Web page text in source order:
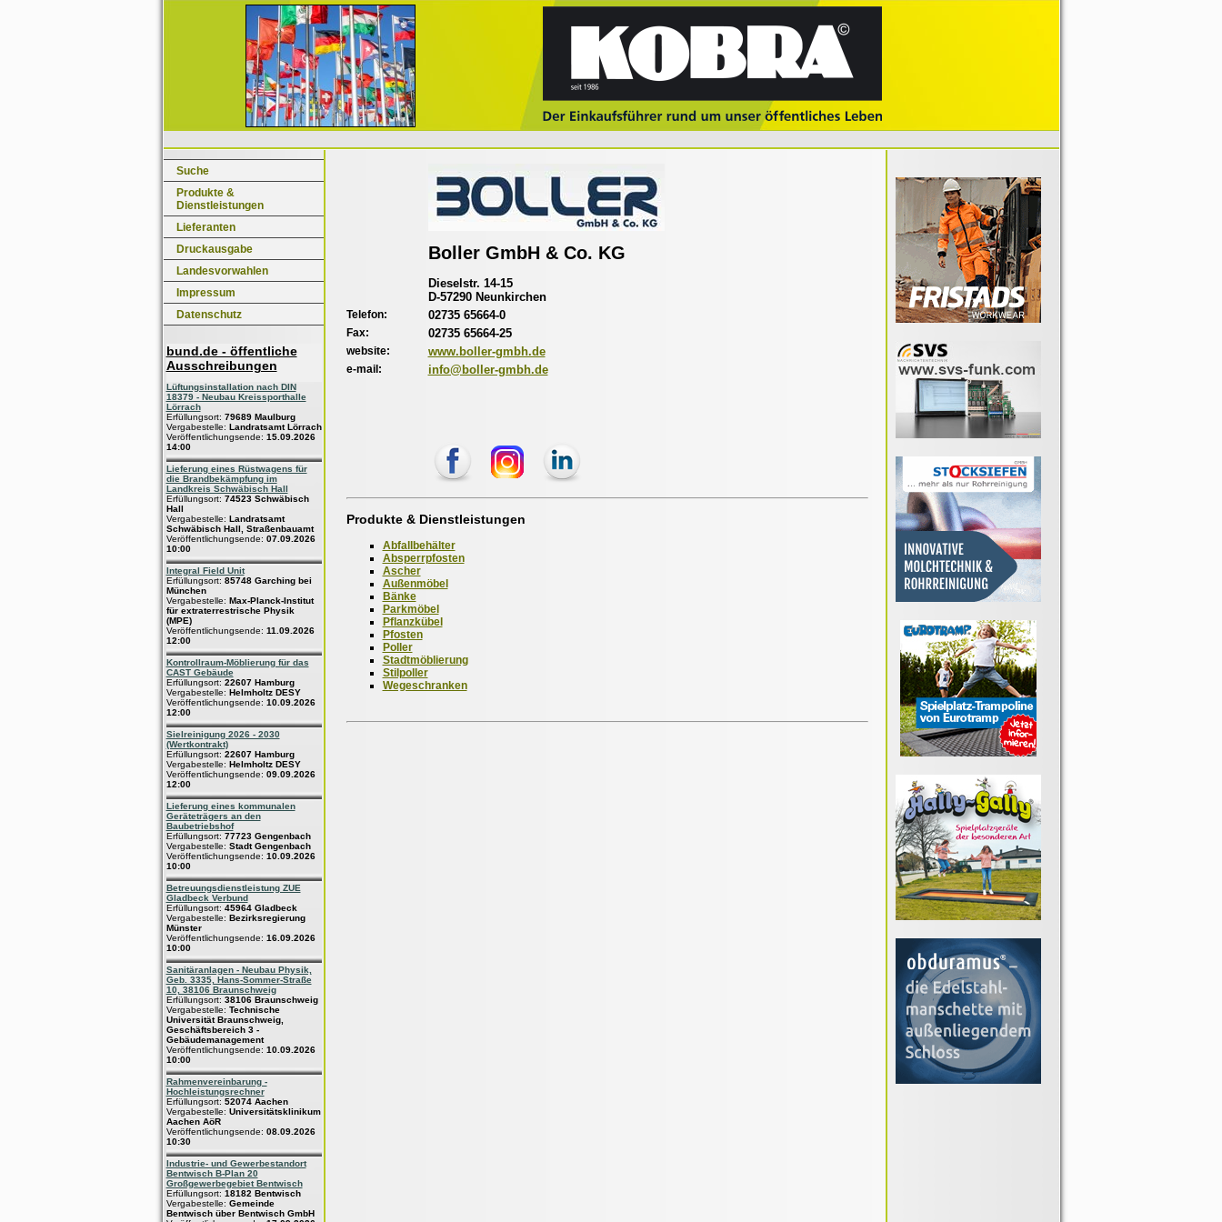
Suche
Produkte &
Dienstleistungen
Lieferanten
Druckausgabe
Landesvorwahlen
Impressum
Datenschutz
bund.de - öffentliche
Ausschreibungen
Lüftungsinstallation nach DIN
18379 - Neubau Kreissporthalle
Lörrach
Erfüllungsort: 79689 Maulburg
Vergabestelle: Landratsamt Lörrach
Veröffentlichungsende: 15.09.2026
14:00
Lieferung eines Rüstwagens für
die Brandbekämpfung im
Landkreis Schwäbisch Hall
Erfüllungsort: 74523 Schwäbisch
Hall
Vergabestelle: Landratsamt
Schwäbisch Hall, Straßenbauamt
Veröffentlichungsende: 07.09.2026
10:00
Integral Field Unit
Erfüllungsort: 85748 Garching bei
München
Vergabestelle: Max-Planck-Institut
für extraterrestrische Physik
(MPE)
Veröffentlichungsende: 11.09.2026
12:00
Kontrollraum-Möblierung für das
CAST Gebäude
Erfüllungsort: 22607 Hamburg
Vergabestelle: Helmholtz DESY
Veröffentlichungsende: 10.09.2026
12:00
Sielreinigung 2026 - 2030
(Wertkontrakt)
Erfüllungsort: 22607 Hamburg
Vergabestelle: Helmholtz DESY
Veröffentlichungsende: 09.09.2026
12:00
Lieferung eines kommunalen
Geräteträgers an den
Baubetriebshof
Erfüllungsort: 77723 Gengenbach
Vergabestelle: Stadt Gengenbach
Veröffentlichungsende: 10.09.2026
10:00
Betreuungsdienstleistung ZUE
Gladbeck Verbund
Erfüllungsort: 45964 Gladbeck
Vergabestelle: Bezirksregierung
Münster
Veröffentlichungsende: 16.09.2026
10:00
Sanitäranlagen - Neubau Physik,
Geb. 3335, Hans-Sommer-Straße
10, 38106 Braunschweig
Erfüllungsort: 38106 Braunschweig
Vergabestelle: Technische
Universität Braunschweig,
Geschäftsbereich 3 -
Gebäudemanagement
Veröffentlichungsende: 10.09.2026
10:00
Rahmenvereinbarung -
Hochleistungsrechner
Erfüllungsort: 52074 Aachen
Vergabestelle: Universitätsklinikum
Aachen AöR
Veröffentlichungsende: 08.09.2026
10:30
Industrie- und Gewerbestandort
Bentwisch B-Plan 20
Großgewerbegebiet Bentwisch
Erfüllungsort: 18182 Bentwisch
Vergabestelle: Gemeinde
Bentwisch über Bentwisch GmbH
Boller GmbH & Co. KG
Dieselstr. 14-15
D-57290 Neunkirchen
Telefon: 02735 65664-0
Fax: 02735 65664-25
website: www.boller-gmbh.de
e-mail: info@boller-gmbh.de
Produkte & Dienstleistungen
Abfallbehälter
Absperrpfosten
Ascher
Außenmöbel
Bänke
Parkmöbel
Pflanzkübel
Pfosten
Poller
Stadtmöblierung
Stilpoller
Wegeschranken